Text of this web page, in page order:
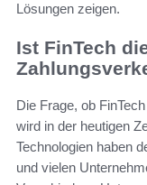
Lösungen zeigen.
Ist FinTech
Die Frage, ob
wird in der heutigen
Technologien haben
und vielen